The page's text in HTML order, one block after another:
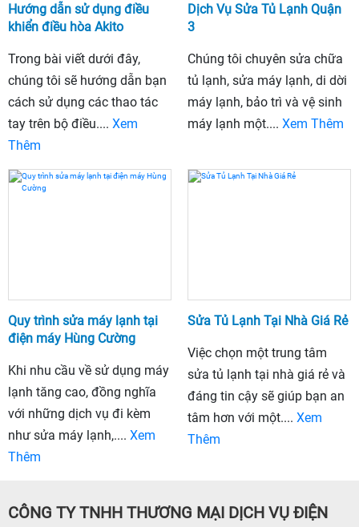
Hướng dẫn sử dụng điều
khiển điều hòa Akito
Trong bài viết dưới đây,
chúng tôi sẽ hướng dẫn bạn
cách sử dụng các thao tác
tay trên bộ điều.... Xem
Thêm
Dịch Vụ Sửa Tủ Lạnh Quận
3
Chúng tôi chuyên sửa chữa
tủ lạnh, sửa máy lạnh, di dời
máy lạnh, bảo trì và vệ sinh
máy lạnh một.... Xem Thêm
Quy trình sửa máy lạnh tại
điện máy Hùng Cường
Khi nhu cầu về sử dụng máy
lạnh tăng cao, đồng nghĩa
với những dịch vụ đi kèm
như sửa máy lạnh,.... Xem
Thêm
Sửa Tủ Lạnh Tại Nhà Giá Rẻ
Việc chọn một trung tâm
sửa tủ lạnh tại nhà giá rẻ và
đáng tin cậy sẽ giúp bạn an
tâm hơn với một.... Xem
Thêm
CÔNG TY TNHH THƯƠNG MẠI DỊCH VỤ ĐIỆN